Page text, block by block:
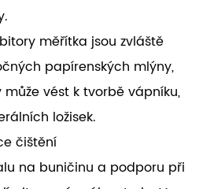
měřítka jsou zvláště
papírenských mlýny,
vést k tvorbě vápníku,
ložisek.
čištění
na buničinu a podporu při